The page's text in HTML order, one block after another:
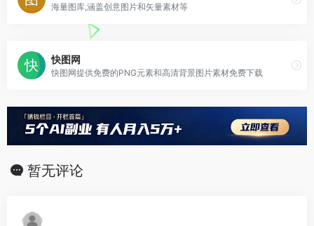
海量图库,涵盖创意图片和矢量素材等
快图网
快图网提供免费的PNG元素和高清背景图片素材免费下载
暂无评论